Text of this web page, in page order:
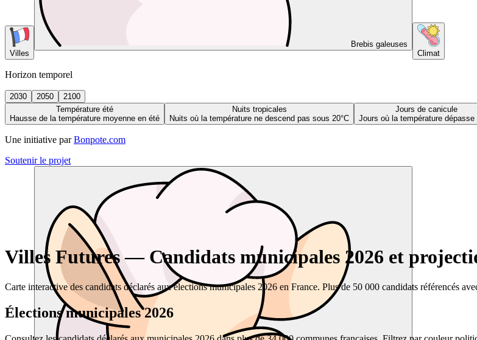
Villes
Brebis galeuses
Climat
Horizon temporel
2030 2050
2100
Température été
Hausse de la température moyenne en été
Nuits tropicales
Nuits où la température ne descend pas sous 20°C
Jours de canicule
Jours où la température dépasse
Une initiative par Bonpote.com
Soutenir le projet
Villes Futures — Candidats municipales 2026 et
Carte interactive des candidats déclarés aux élections municipales 2026 en France. Plus de 50 000 candidats référencés
Élections municipales 2026